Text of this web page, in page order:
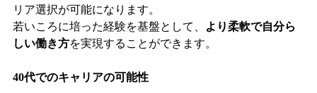
リア選択が可能になります。
若いころに培った経験を基盤として、
より柔軟で自分ら
しい働き方を実現することができます。
40代でのキャリアの可能性